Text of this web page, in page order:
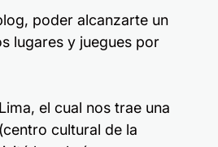
poder alcanzarte un
lugares y juegues por
el cual nos trae una
cultural de la